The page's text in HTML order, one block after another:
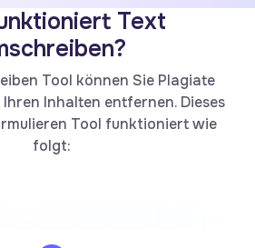
Text
Tool können Sie Plagiate
Inhalten entfernen. Dieses
Tool funktioniert wie
folgt: